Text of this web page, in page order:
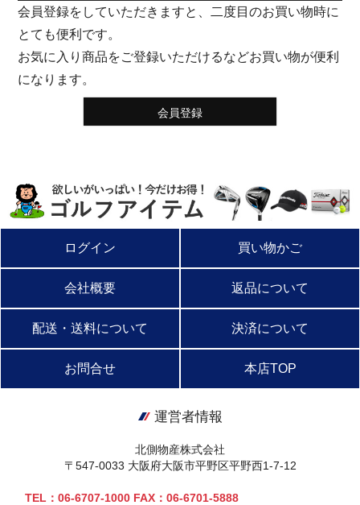
会員登録をしていただきますと、二度目のお買い物時に
とても便利です。
お気に入り商品をご登録いただけるなどお買い物が便利
になります。
会員登録
ログイン 買い物かご
会社概要 返品について
配送・送料について 決済について
お問合せ 本店TOP
運営者情報
北側物産株式会社
〒547-0033 大阪府大阪市平野区平野西1-7-12
TEL：06-6707-1000 FAX：06-6701-5888